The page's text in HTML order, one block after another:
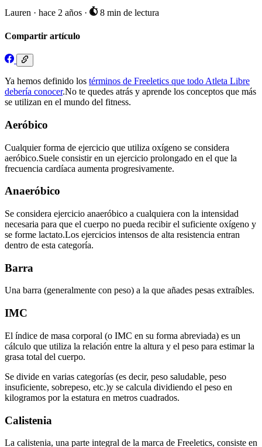
Lauren · hace 2 años · 8 min de lectura
Compartir artículo
Ya hemos definido los términos de Freeletics que todo Atleta Libre
debería conocer.No te quedes atrás y aprende los conceptos que más
se utilizan en el mundo del fitness.
Aeróbico
Cualquier forma de ejercicio que utiliza oxígeno se considera
aeróbico.Suele consistir en un ejercicio prolongado en el que la
frecuencia cardíaca aumenta progresivamente.
Anaeróbico
Se considera ejercicio anaeróbico a cualquiera con la intensidad
necesaria para que el cuerpo no pueda recibir el suficiente oxígeno y
se forme lactato.Los ejercicios intensos de alta resistencia entran
dentro de esta categoría.
Barra
Una barra (generalmente con peso) a la que añades pesas extraíbles.
IMC
El índice de masa corporal (o IMC en su forma abreviada) es un
cálculo que utiliza la relación entre la altura y el peso para estimar la
grasa total del cuerpo.
Se divide en varias categorías (es decir, peso saludable, peso
insuficiente, sobrepeso, etc.)y se calcula dividiendo el peso en
kilogramos por la estatura en metros cuadrados.
Calistenia
La calistenia, una parte integral de la marca de Freeletics, consiste en